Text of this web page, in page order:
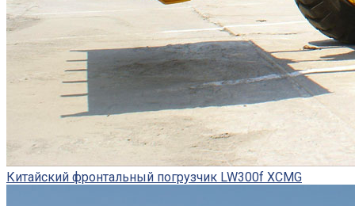
Китайский фронтальный погрузчик LW300f XCMG